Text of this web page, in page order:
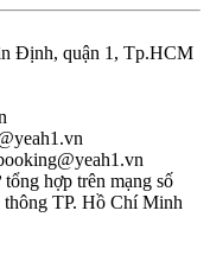
Định, quận 1, Tp.HCM
hợp trên mạng số
TP. Hồ Chí Minh